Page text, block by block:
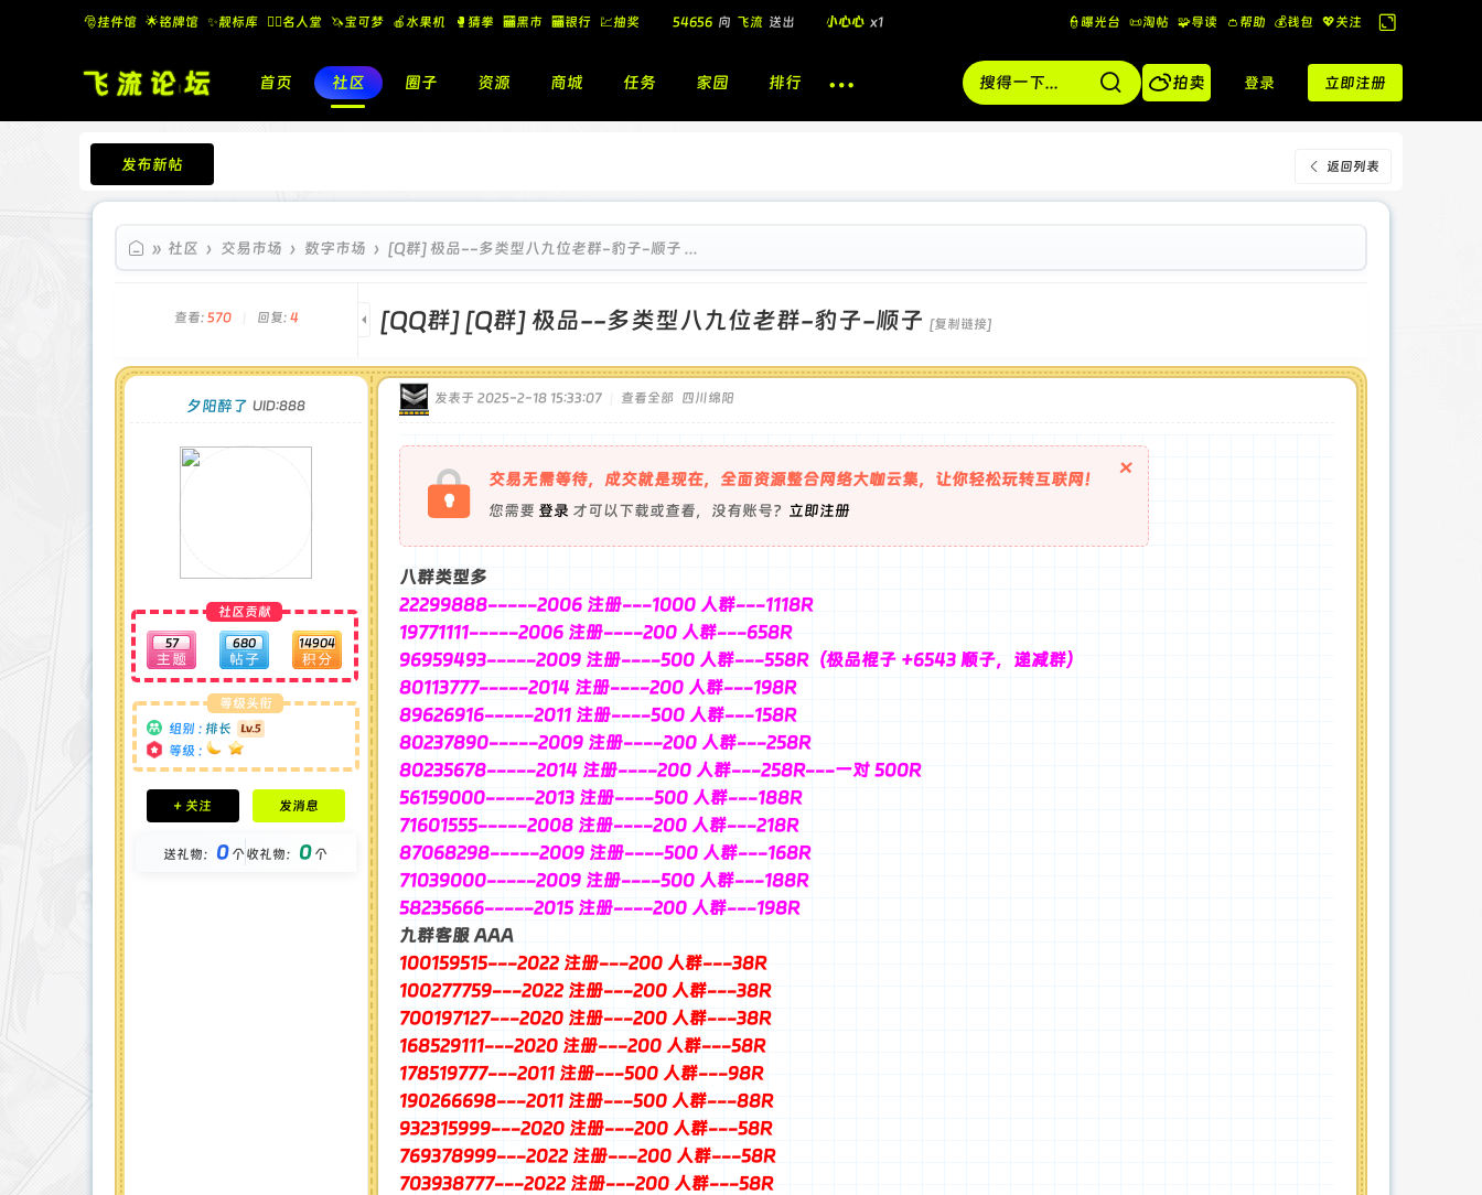
🎅挂件馆 🌟铭牌馆 ✨️靓标库 🧚‍♂️名人堂 🦄宝可梦 🍎水果机 🥊猜拳 🏧黑市 🏧银行 💹抽奖
🎁
54656 向 飞流 送出 小心心 x1
飞流 向 北 酷盖墨镜
飞流 向 北 送出 小心心 x1
👮曝光台 📜淘帖 🧩导读 👛帮助 💰️钱包 💖关注
换
到
宽
版
首页 社区 圈子 资源 商城 任务 家园 排行 拍卖 登录 立即注册
返回列表
发布新帖
飞流论坛
» 社区 › 交易市场 › 数字市场 › [Q群] 极品--多类型八九位老群-豹子-顺子 ...
查看: 570 回复: 4 [QQ群] [Q群] 极品--多类型八九位老群-豹子-顺子 [复制链接]
夕阳醉了 UID:888
社区贡献
57 680 14904
等级头衔
组别 : 排长
等级 :
积分成就
钻石 : 0 颗
金币 : 0 枚
+ 关注 发消息
送礼物： 0个收礼物： 0个
发表于 2025-2-18 15:33:07 查看全部 四川绵阳
交易无需等待，成交就是现在，全面资源整合网络大咖云集，让你轻松玩转互联网！
您需要 登录 才可以下载或查看，没有账号？ 立即注册
×
八群类型多
22299888-----2006 注册---1000 人群---1118R
19771111-----2006 注册----200 人群---658R
96959493-----2009 注册----500 人群---558R（极品棍子 +6543 顺子，递减群）
80113777-----2014 注册----200 人群---198R
89626916-----2011 注册----500 人群---158R
80237890-----2009 注册----200 人群---258R
80235678-----2014 注册----200 人群---258R---一对 500R
56159000-----2013 注册----500 人群---188R
71601555-----2008 注册----200 人群---218R
87068298-----2009 注册----500 人群---168R
71039000-----2009 注册----500 人群---188R
58235666-----2015 注册----200 人群---198R
九群客服 AAA
100159515---2022 注册---200 人群---38R
100277759---2022 注册---200 人群---38R
700197127---2020 注册---200 人群---38R
168529111---2020 注册---200 人群---58R
178519777---2011 注册---500 人群---98R
190266698---2011 注册---500 人群---88R
932315999---2020 注册---200 人群---58R
769378999---2022 注册---200 人群---58R
703938777---2022 注册---200 人群---58R